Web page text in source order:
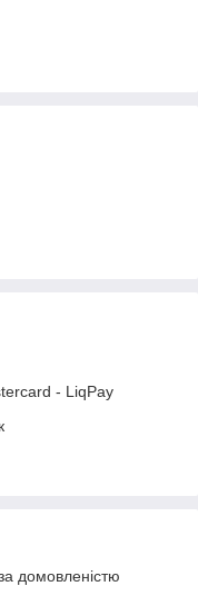
- LiqPay
домовленістю